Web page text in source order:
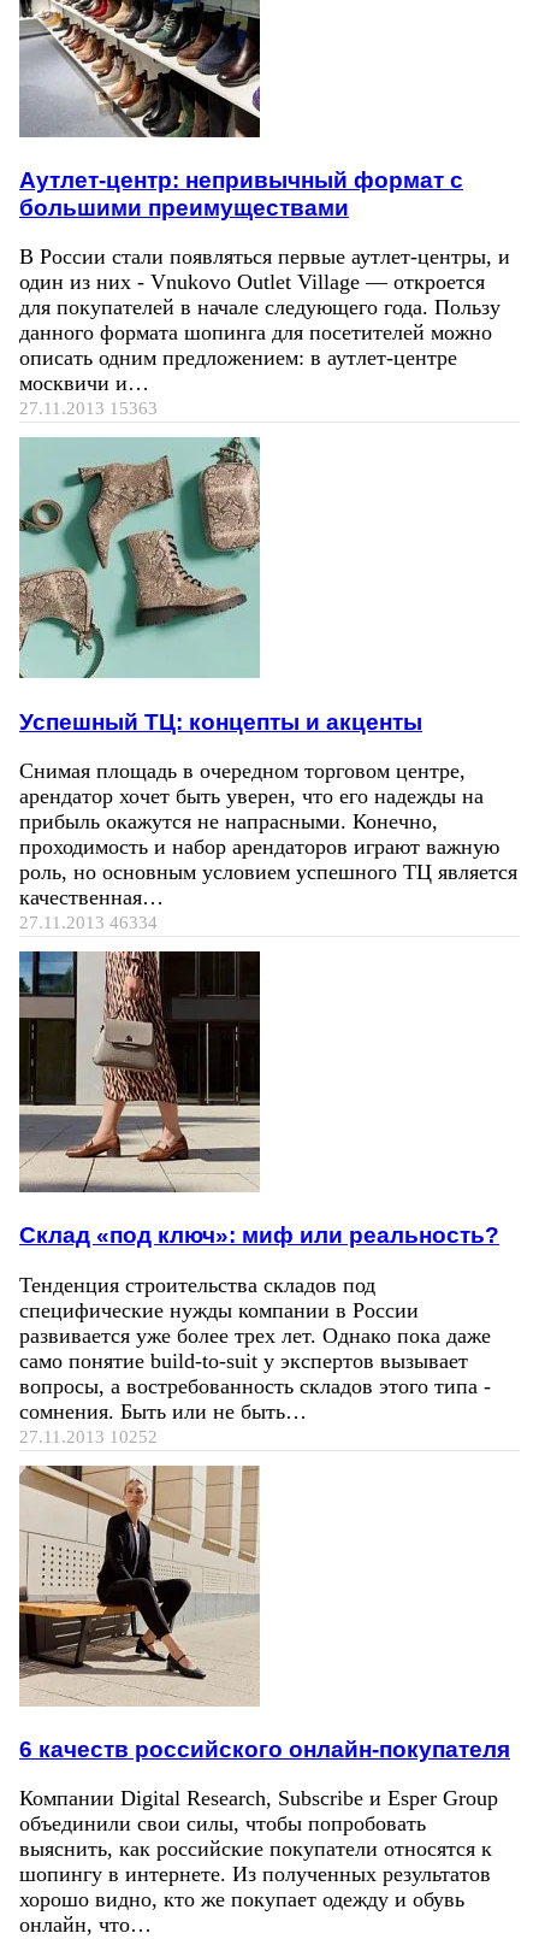
Аутлет-центр: непривычный формат с
большими преимуществами
В России стали появляться первые аутлет-центры, и
один из них - Vnukovo Outlet Village — откроется
для покупателей в начале следующего года. Пользу
данного формата шопинга для посетителей можно
описать одним предложением: в аутлет-центре
москвичи и…
27.11.2013 15363
Успешный ТЦ: концепты и акценты
Снимая площадь в очередном торговом центре,
арендатор хочет быть уверен, что его надежды на
прибыль окажутся не напрасными. Конечно,
проходимость и набор арендаторов играют важную
роль, но основным условием успешного ТЦ является
качественная…
27.11.2013 46334
Склад «под ключ»: миф или реальность?
Тенденция строительства складов под
специфические нужды компании в России
развивается уже более трех лет. Однако пока даже
само понятие build-to-suit у экспертов вызывает
вопросы, а востребованность складов этого типа -
сомнения. Быть или не быть…
27.11.2013 10252
6 качеств российского онлайн-покупателя
Компании Digital Research, Subscribe и Esper Group
объединили свои силы, чтобы попробовать
выяснить, как российские покупатели относятся к
шопингу в интернете. Из полученных результатов
хорошо видно, кто же покупает одежду и обувь
онлайн, что…